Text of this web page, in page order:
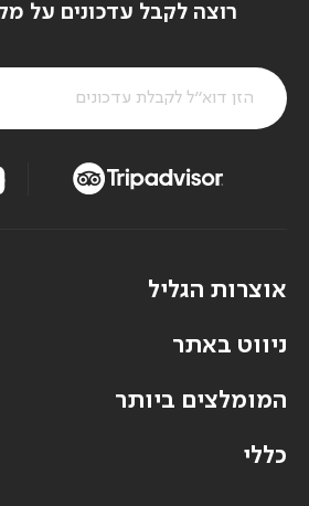
רוצה לקבל עדכונים על
אוצרות הגליל
ניווט באתר
המומלצים ביותר
כללי